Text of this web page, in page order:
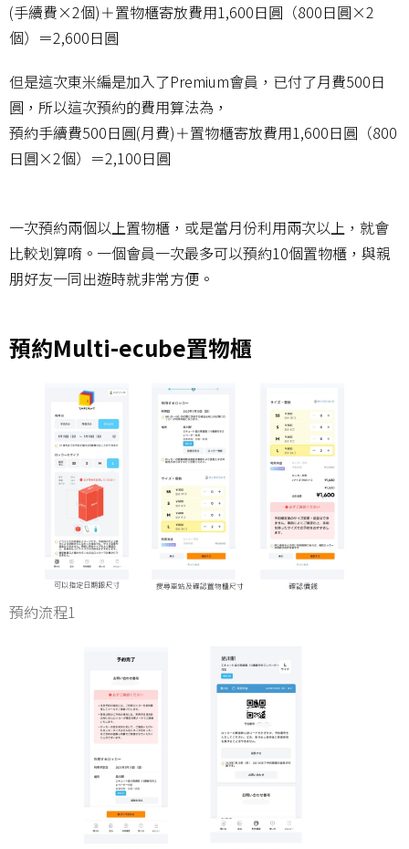
(手續費×2個)＋置物櫃寄放費用1,600日圓（800日圓×2
個）＝2,600日圓
但是這次東米編是加入了Premium會員，已付了月費500日
圓，所以這次預約的費用算法為，
預約手續費500日圓(月費)＋置物櫃寄放費用1,600日圓（800
日圓×2個）＝2,100日圓
一次預約兩個以上置物櫃，或是當月份利用兩次以上，就會
比較划算唷。一個會員一次最多可以預約10個置物櫃，與親
朋好友一同出遊時就非常方便。
預約Multi-ecube置物櫃
預約流程1